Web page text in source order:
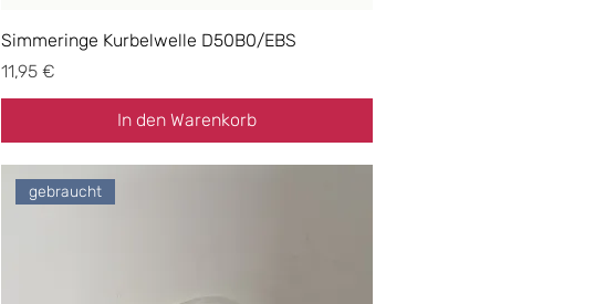
Simmeringe Kurbelwelle D50B0/EBS
Preis
11,95 €
In den Warenkorb
gebraucht